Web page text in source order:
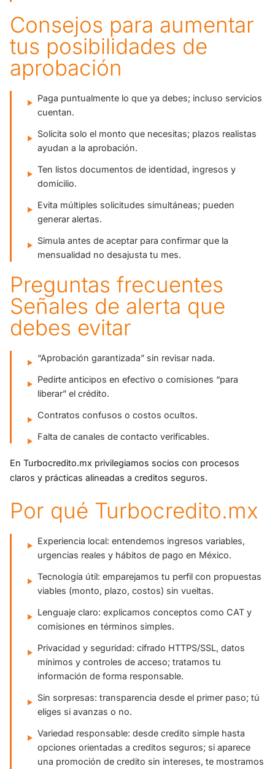
Consejos para aumentar
tus posibilidades de
aprobación
Paga puntualmente lo que ya debes; incluso servicios
cuentan.
Solicita solo el monto que necesitas; plazos realistas
ayudan a la aprobación.
Ten listos documentos de identidad, ingresos y
domicilio.
Evita múltiples solicitudes simultáneas; pueden
generar alertas.
Simula antes de aceptar para confirmar que la
mensualidad no desajusta tu mes.
Preguntas frecuentes
Señales de alerta que
debes evitar
“Aprobación garantizada” sin revisar nada.
Pedirte anticipos en efectivo o comisiones “para
liberar” el crédito.
Contratos confusos o costos ocultos.
Falta de canales de contacto verificables.
En Turbocredito.mx privilegiamos socios con procesos
claros y prácticas alineadas a creditos seguros.
Por qué Turbocredito.mx
Experiencia local: entendemos ingresos variables,
urgencias reales y hábitos de pago en México.
Tecnología útil: emparejamos tu perfil con propuestas
viables (monto, plazo, costos) sin vueltas.
Lenguaje claro: explicamos conceptos como CAT y
comisiones en términos simples.
Privacidad y seguridad: cifrado HTTPS/SSL, datos
mínimos y controles de acceso; tratamos tu
información de forma responsable.
Sin sorpresas: transparencia desde el primer paso; tú
eliges si avanzas o no.
Variedad responsable: desde credito simple hasta
opciones orientadas a creditos seguros; si aparece
una promoción de credito sin intereses, te mostramos